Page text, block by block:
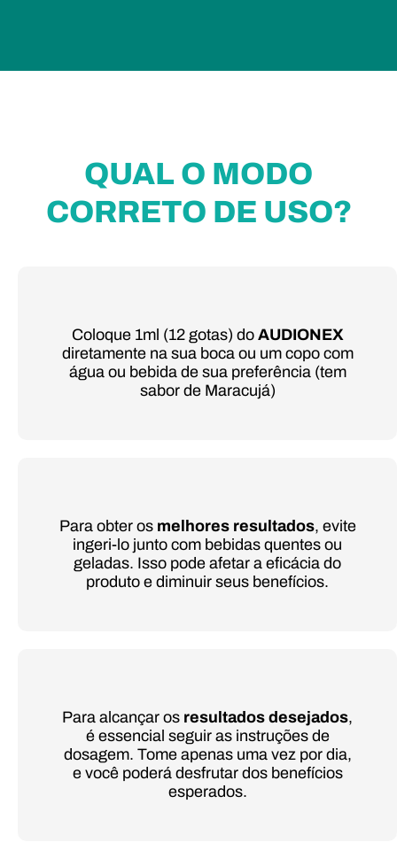
QUAL O MODO
CORRETO DE USO?
Coloque 1ml (12 gotas) do AUDIONEX
diretamente na sua boca ou um copo com
água ou bebida de sua preferência (tem
sabor de Maracujá)
Para obter os melhores resultados, evite
ingeri-lo junto com bebidas quentes ou
geladas. Isso pode afetar a eficácia do
produto e diminuir seus benefícios.
Para alcançar os resultados desejados,
é essencial seguir as instruções de
dosagem. Tome apenas uma vez por dia,
e você poderá desfrutar dos benefícios
esperados.